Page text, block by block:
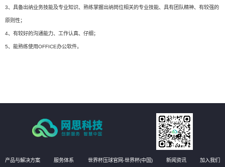
3、具备出纳业务技能及专业知识、熟练掌握出纳岗位相关的专业技能、具有团队精神、有较强的
原则性；
4、有较好的沟通能力、工作认真、仔细；
5、能熟练使用OFFICE办公软件。
产品与解决方案 服务体系 世界杯压球官网-世界杯(中国) 新闻资讯 加入我们